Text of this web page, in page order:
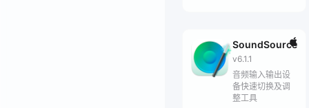
SoundSource
v6.1.1
音频输入输出设
备快速切换及调
整工具